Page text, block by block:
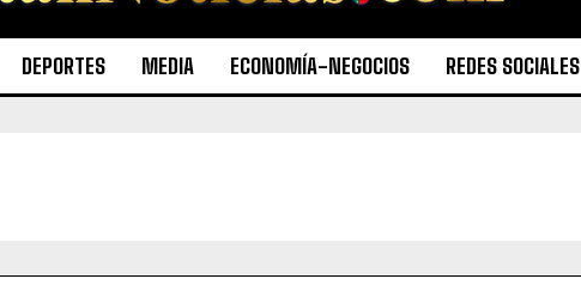
DEPORTES MEDIA ECONOMÍA-NEGOCIOS REDES SOCIALES